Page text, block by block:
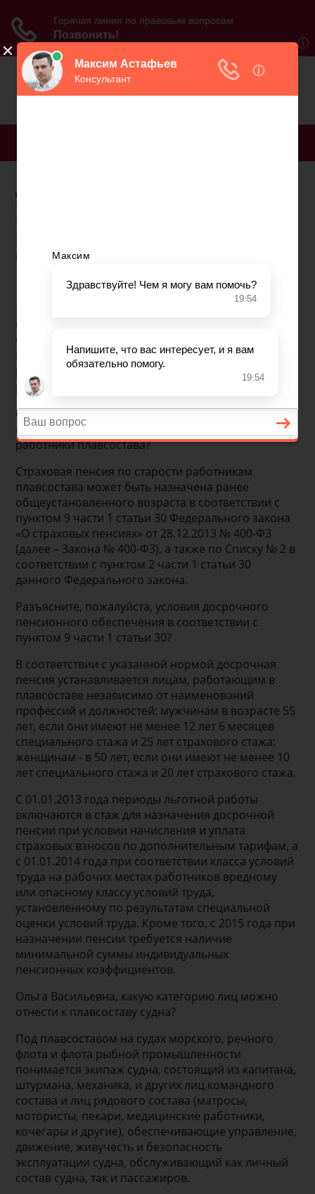
Досрочная пенсия на
водном транспорте
на указанный вами e-mail.
10 июля 2018 09:24
Отделением Пенсионного фонда Российской
Федерации по Свердловской области О.В.
Шубиной о досрочном пенсионном обеспечении
работников плавсостава на судах морского,
речного флота и флота рыбной промышленности.
Ольга Васильевна, на какие виды досрочного
пенсионного обеспечения могут рассчитывать
работники плавсостава?
Страховая пенсия по старости работникам
плавсостава может быть назначена ранее
общеустановленного возраста в соответствии с
пунктом 9 части 1 статьи 30 Федерального закона
«О страховых пенсиях» от 28.12.2013 № 400-ФЗ
(далее – Закона № 400-ФЗ), а также по Списку № 2 в
соответствии с пунктом 2 части 1 статьи 30
данного Федерального закона.
Разъясните, пожалуйста, условия досрочного
пенсионного обеспечения в соответствии с
пунктом 9 части 1 статьи 30?
В соответствии с указанной нормой досрочная
пенсия устанавливается лицам, работающим в
плавсоставе независимо от наименований
профессий и должностей: мужчинам в возрасте 55
лет, если они имеют не менее 12 лет 6 месяцев
специального стажа и 25 лет страхового стажа;
женщинам - в 50 лет, если они имеют не менее 10
лет специального стажа и 20 лет страхового стажа.
С 01.01.2013 года периоды льготной работы
включаются в стаж для назначения досрочной
пенсии при условии начисления и уплата
страховых взносов по дополнительным тарифам, а
с 01.01.2014 года при соответствии класса условий
труда на рабочих местах работников вредному
или опасному классу условий труда,
установленному по результатам специальной
оценки условий труда. Кроме того, с 2015 года при
назначении пенсии требуется наличие
минимальной суммы индивидуальных
пенсионных коэффициентов.
Ольга Васильевна, какую категорию лиц можно
отнести к плавсоставу судна?
Под плавсоставом на судах морского, речного
флота и флота рыбной промышленности
понимается экипаж судна, состоящий из капитана,
штурмана, механика, и других лиц командного
состава и лиц рядового состава (матросы,
мотористы, пекари, медицинские работники,
кочегары и другие), обеспечивающие управление,
движение, живучесть и безопасность
эксплуатации судна, обслуживающий как личный
состав судна, так и пассажиров.